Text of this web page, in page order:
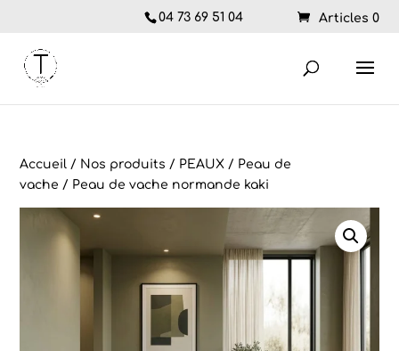
04 73 69 51 04 Articles 0
Accueil / Nos produits / PEAUX / Peau de
vache / Peau de vache normande kaki